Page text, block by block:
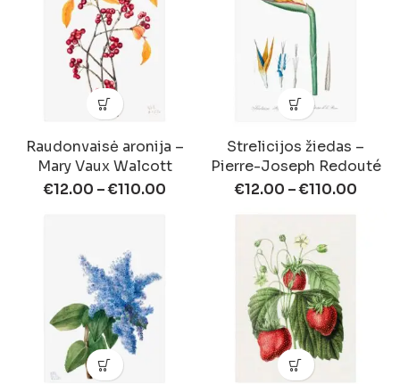
Raudonvaisė aronija –
Mary Vaux Walcott
€12.00 –€110.00
Strelicijos žiedas –
Pierre-Joseph Redouté
€12.00 –€110.00